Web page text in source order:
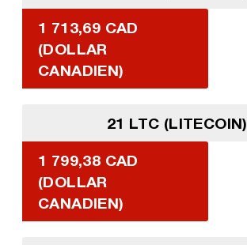
1 713,69 CAD
(DOLLAR
CANADIEN)
21 LTC (LITECOIN)
1 799,38 CAD
(DOLLAR
CANADIEN)